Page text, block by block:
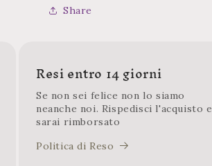
Share
Resi entro 14 giorni
Se non sei felice non lo siamo
neanche noi. Rispedisci l'acquisto e
sarai rimborsato
Politica di Reso